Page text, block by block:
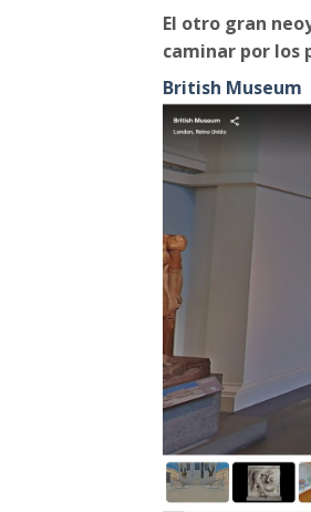
El otro gran
caminar por los
British Museum